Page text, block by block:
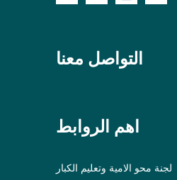
التواصل معنا
اهم الروابط
لجنة محو الامية وتعليم الكبار